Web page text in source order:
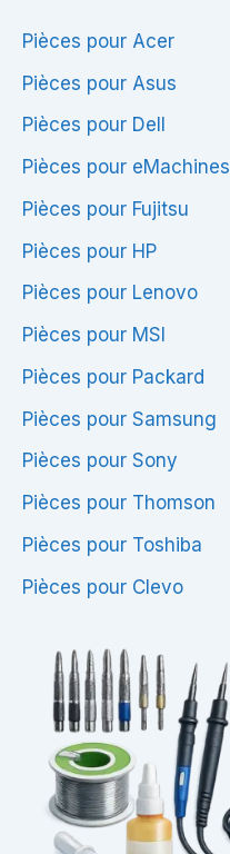
Pièces pour Acer
Pièces pour Asus
Pièces pour Dell
Pièces pour eMachines
Pièces pour Fujitsu
Pièces pour HP
Pièces pour Lenovo
Pièces pour MSI
Pièces pour Packard
Pièces pour Samsung
Pièces pour Sony
Pièces pour Thomson
Pièces pour Toshiba
Pièces pour Clevo